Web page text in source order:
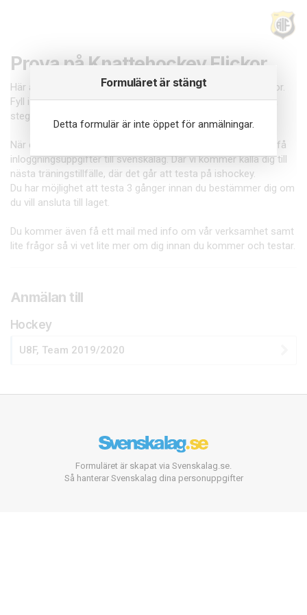
Formuläret är stängt
Detta formulär är inte öppet för anmälningar.
Prova på Knattehockey Flickor
Här anmäler du ditt barn till prova på Knattehockey för flickor.
Fyll i barnets uppgifter, målsmäns uppgifter kommer i nästa
steg.
När du har anmält dig via det här formuläret så kommer du få
inloggningsuppgifter till svenskalag. Där vi kommer kalla dig till
nästa träningstillfälle, där det går att testa på ishockey.
Du har möjlighet att testa 3 gånger innan du bestämmer dig om
du vill ansluta till laget.
Du kommer även få ett mail med info om vår verksamhet samt
lite frågor så vi vet lite mer om dig innan du kommer och testar.
Anmälan till
Hockey
U8F, Team 2019/2020
Formuläret är skapat via Svenskalag.se.
Så hanterar Svenskalag dina personuppgifter